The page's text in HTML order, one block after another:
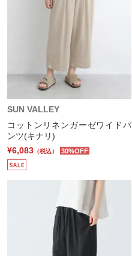
SUN VALLEY
コットンリネンガーゼワイドパ
ンツ(キナリ)
¥6,083 （税込） 30%OFF